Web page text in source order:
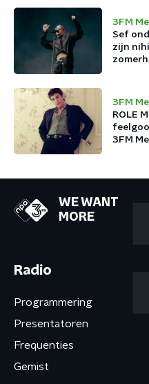
3FM
Sef
zijn
3FM
ROLE
3FM
WE WANT
MORE
Radio
Programmering
Presentatoren
Frequenties
Gemist